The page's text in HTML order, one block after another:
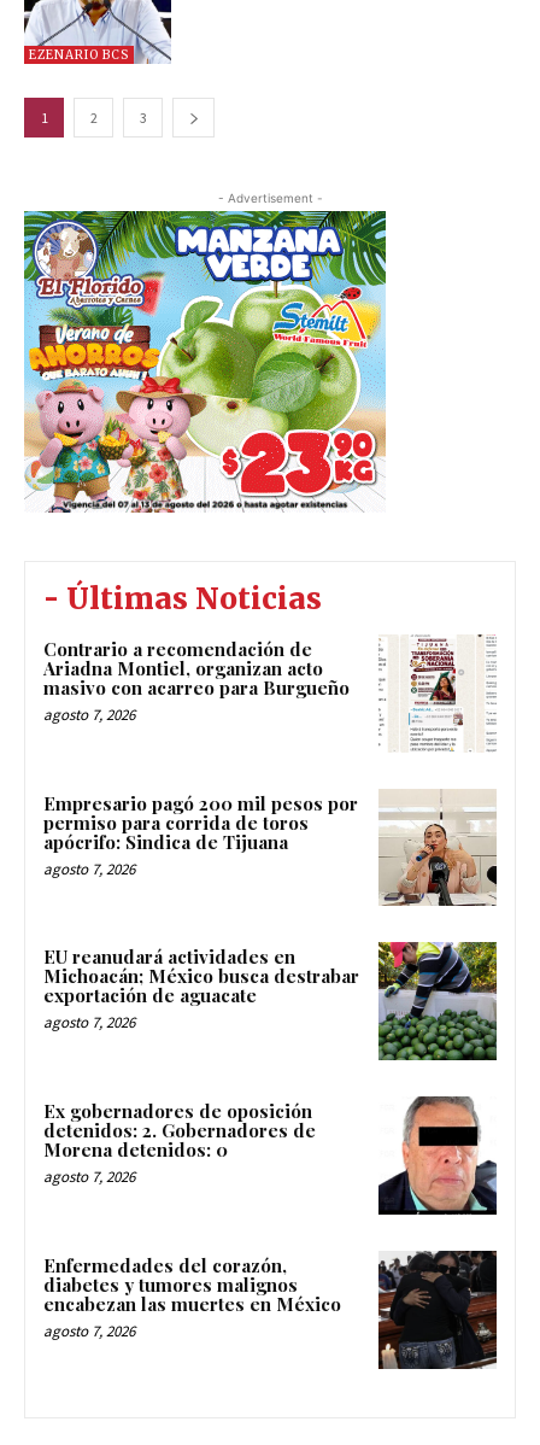
EZENARIO BCS
1 2 3
- Advertisement -
- Últimas Noticias
Contrario a recomendación de
Ariadna Montiel, organizan acto
masivo con acarreo para Burgueño
agosto 7, 2026
Empresario pagó 200 mil pesos por
permiso para corrida de toros
apócrifo: Sindica de Tijuana
agosto 7, 2026
EU reanudará actividades en
Michoacán; México busca destrabar
exportación de aguacate
agosto 7, 2026
Ex gobernadores de oposición
detenidos: 2. Gobernadores de
Morena detenidos: 0
agosto 7, 2026
Enfermedades del corazón,
diabetes y tumores malignos
encabezan las muertes en México
agosto 7, 2026